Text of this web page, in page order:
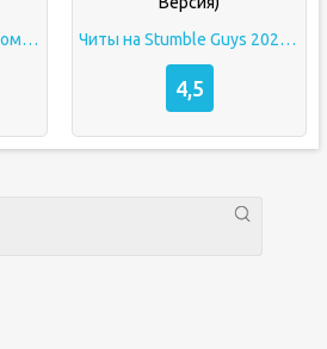
Stumble Guys Мод (Взлом Много Денег + Скины) Читы на Stumble Guys 2023 (Последняя Версия)
4,5